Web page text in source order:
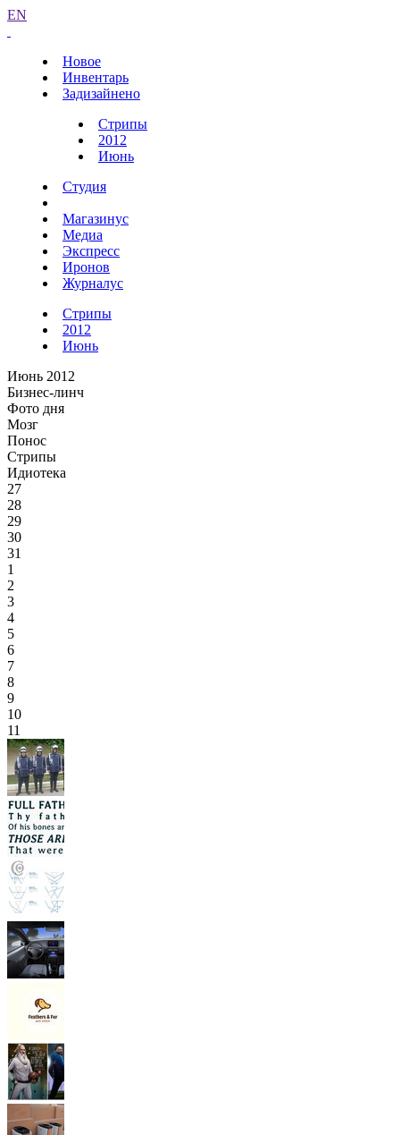
EN
Новое
Инвентарь
Задизайнено
Стрипы
2012
Июнь
Студия
Магазинус
Медиа
Экспресс
Иронов
Журналус
Стрипы
2012
Июнь
Июнь 2012
Бизнес-линч
Фото дня
Мозг
Понос
Стрипы
Идиотека
27
28
29
30
31
1
2
3
4
5
6
7
8
9
10
11